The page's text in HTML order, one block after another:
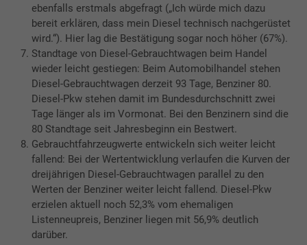
ebenfalls erstmals abgefragt („Ich würde mich dazu
bereit erklären, dass mein Diesel technisch nachgerüstet
wird.“). Hier lag die Bestätigung sogar noch höher (67%).
Standtage von Diesel-Gebrauchtwagen beim Handel
wieder leicht gestiegen: Beim Automobilhandel stehen
Diesel-Gebrauchtwagen derzeit 93 Tage, Benziner 80.
Diesel-Pkw stehen damit im Bundesdurchschnitt zwei
Tage länger als im Vormonat. Bei den Benzinern sind die
80 Standtage seit Jahresbeginn ein Bestwert.
Gebrauchtfahrzeugwerte entwickeln sich weiter leicht
fallend: Bei der Wertentwicklung verlaufen die Kurven der
dreijährigen Diesel-Gebrauchtwagen parallel zu den
Werten der Benziner weiter leicht fallend. Diesel-Pkw
erzielen aktuell noch 52,3% vom ehemaligen
Listenneupreis, Benziner liegen mit 56,9% deutlich
darüber.